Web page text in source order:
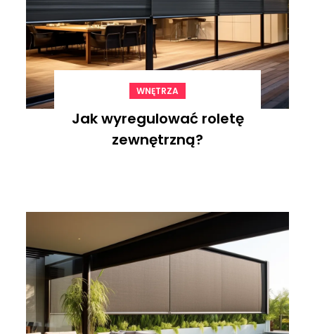
WNĘTRZA
Jak wyregulować roletę
zewnętrzną?